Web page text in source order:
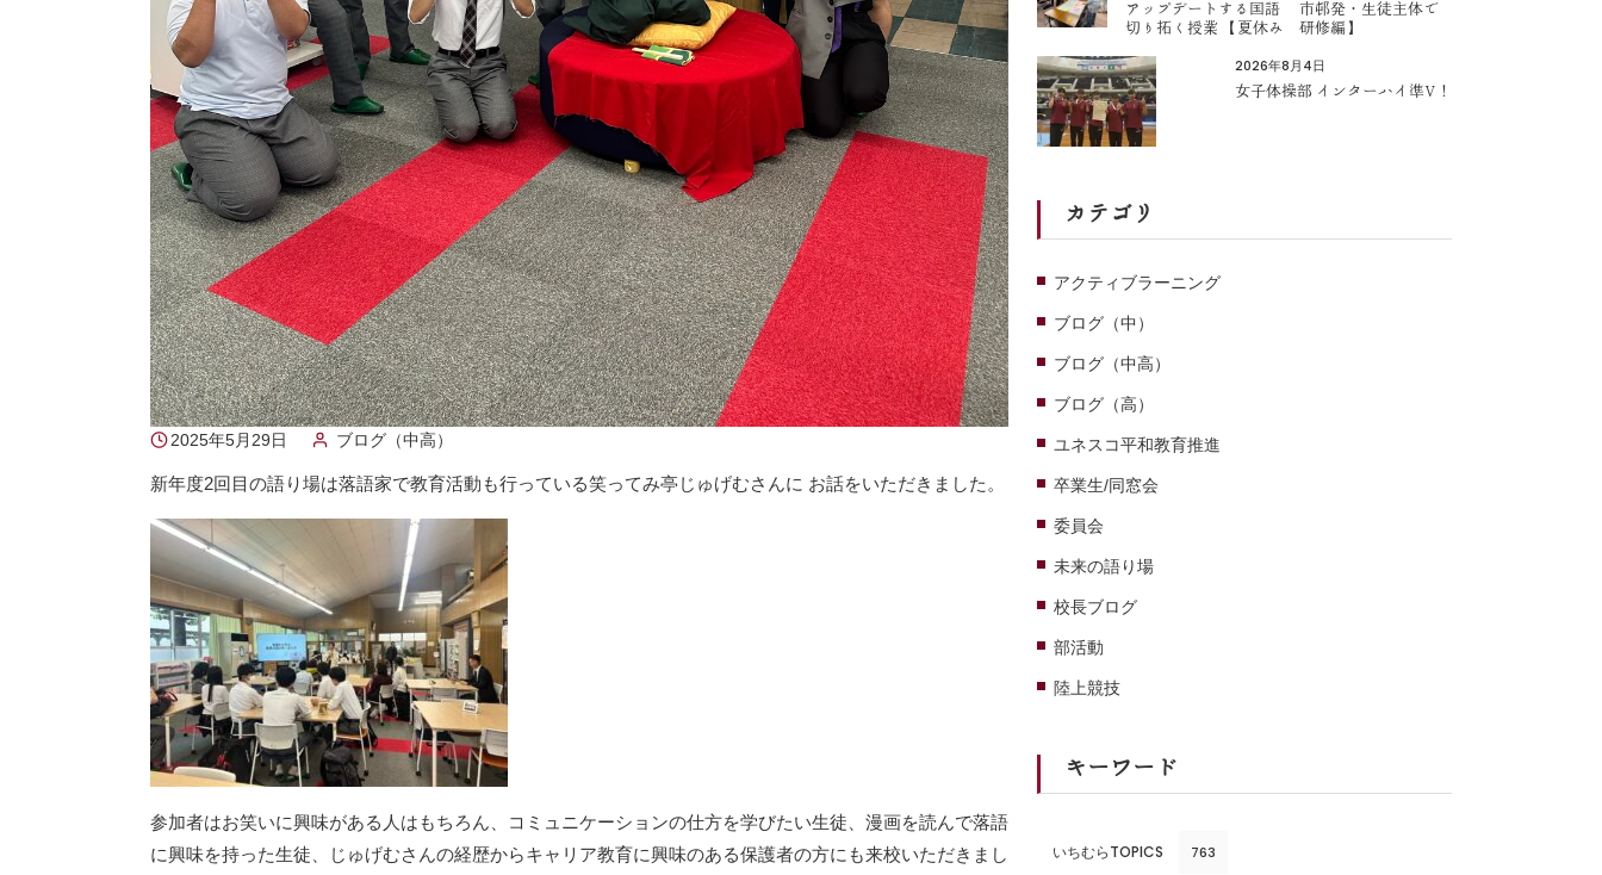
2025年5月29日 ブログ（中高）
新年度2回目の語り場は落語家で教育活動も行っている笑ってみ亭じゅげむさんに お話をいただきました。
参加者はお笑いに興味がある人はもちろん、コミュニケーションの仕方を学びたい生徒、漫画を読んで落語
に興味を持った生徒、じゅげむさんの経歴からキャリア教育に興味のある保護者の方にも来校いただきまし
アップデートする国語 市邨発・生徒主体で
切り拓く授業 【夏休み 研修編】
2026年8月4日
女子体操部 インターハイ準V！
カテゴリ
アクティブラーニング
ブログ（中）
ブログ（中高）
ブログ（高）
ユネスコ平和教育推進
卒業生/同窓会
委員会
未来の語り場
校長ブログ
部活動
陸上競技
キーワード
いちむらTOPICS 763